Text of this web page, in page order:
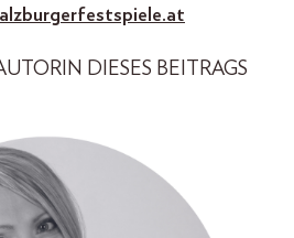
DIESES BEITRAGS